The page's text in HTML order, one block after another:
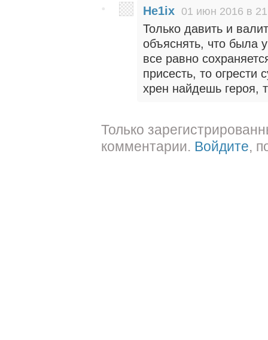
He1ix 01 июн 2016 в
Только давить и
объяснять, что была
все равно
присесть, то
хрен найдешь героя,
Только
комментарии. Войдите,